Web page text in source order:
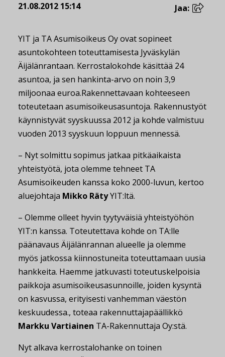
21.08.2012 15:14 Jaa:
YIT ja TA Asumisoikeus Oy ovat sopineet
asuntokohteen toteuttamisesta Jyväskylän
Äijälänrantaan. Kerrostalokohde käsittää 24
asuntoa, ja sen hankinta-arvo on noin 3,9
miljoonaa euroa.Rakennettavaan kohteeseen
toteutetaan asumisoikeusasuntoja. Rakennustyöt
käynnistyvät syyskuussa 2012 ja kohde valmistuu
vuoden 2013 syyskuun loppuun mennessä.
– Nyt solmittu sopimus jatkaa pitkäaikaista
yhteistyötä, jota olemme tehneet TA
Asumisoikeuden kanssa koko 2000-luvun, kertoo
aluejohtaja Mikko RätyYIT:ltä.
– Olemme olleet hyvin tyytyväisiä yhteistyöhön
YIT:n kanssa. Toteutettava kohde on TA:lle
päänavaus Äijälänrannan alueelle ja olemme
myös jatkossa kiinnostuneita toteuttamaan uusia
hankkeita. Haemme jatkuvasti toteutuskelpoisia
paikkoja asumisoikeusasunnoille, joiden kysyntä
on kasvussa, erityisesti vanhemman väestön
keskuudessa., toteaa rakennuttajapäällikkö
Markku Vartiainen TA-Rakennuttaja Oy:stä.
Nyt alkava kerrostalohanke on toinen